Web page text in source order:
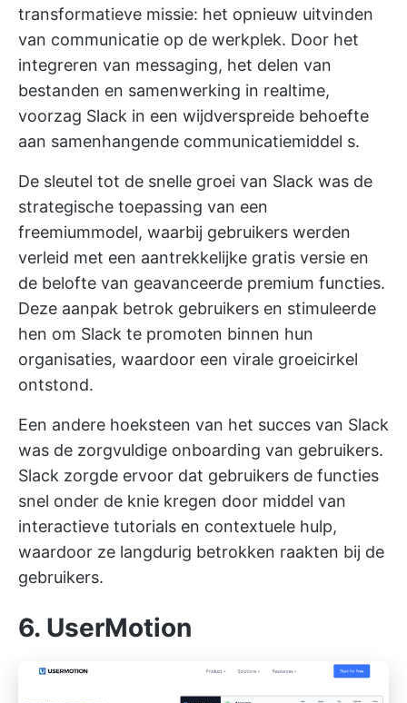
transformatieve missie: het opnieuw uitvinden
van communicatie op de werkplek. Door het
integreren van messaging, het delen van
bestanden en samenwerking in realtime,
voorzag Slack in een wijdverspreide behoefte
aan samenhangende communicatiemiddel s.
De sleutel tot de snelle groei van Slack was de
strategische toepassing van een
freemiummodel, waarbij gebruikers werden
verleid met een aantrekkelijke gratis versie en
de belofte van geavanceerde premium functies.
Deze aanpak betrok gebruikers en stimuleerde
hen om Slack te promoten binnen hun
organisaties, waardoor een virale groeicirkel
ontstond.
Een andere hoeksteen van het succes van Slack
was de zorgvuldige onboarding van gebruikers.
Slack zorgde ervoor dat gebruikers de functies
snel onder de knie kregen door middel van
interactieve tutorials en contextuele hulp,
waardoor ze langdurig betrokken raakten bij de
gebruikers.
6. UserMotion